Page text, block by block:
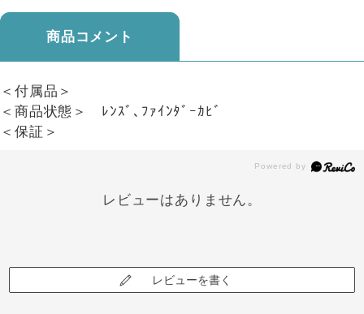
商品コメント
＜付属品＞
＜商品状態＞ ﾚﾝｽﾞ､ﾌｧｲﾝﾀﾞｰｶﾋﾞ
＜保証＞
レビューはありません。
レビューを書く